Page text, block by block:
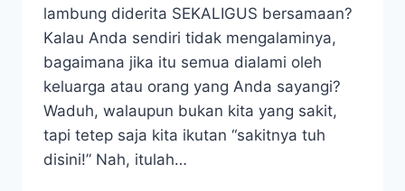
lambung diderita SEKALIGUS bersamaan?
Kalau Anda sendiri tidak mengalaminya,
bagaimana jika itu semua dialami oleh
keluarga atau orang yang Anda sayangi?
Waduh, walaupun bukan kita yang sakit,
tapi tetep saja kita ikutan “sakitnya tuh
disini!” Nah, itulah…